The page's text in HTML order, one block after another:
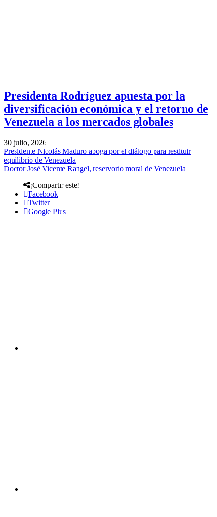
Presidenta Rodríguez apuesta por la
diversificación económica y el retorno de
Venezuela a los mercados globales
30 julio, 2026
Presidente Nicolás Maduro aboga por el diálogo para restituir
equilibrio de Venezuela
Doctor José Vicente Rangel, reservorio moral de Venezuela
¡Compartir este!
Facebook
Twitter
Google Plus